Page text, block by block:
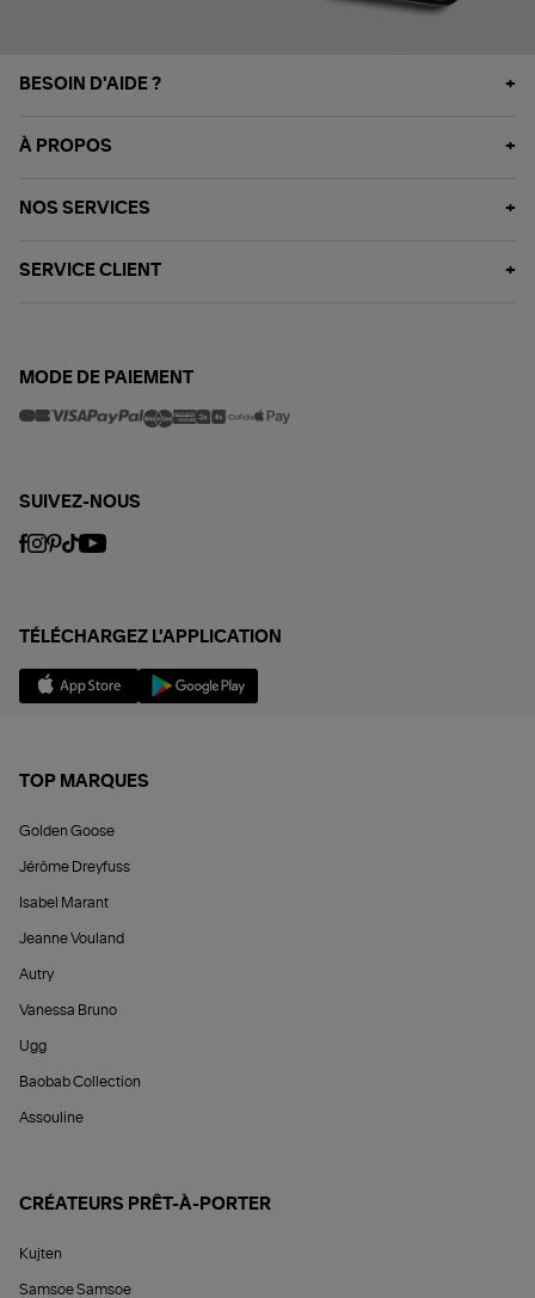
BESOIN D'AIDE ?
À PROPOS
NOS SERVICES
SERVICE CLIENT
MODE DE PAIEMENT
SUIVEZ-NOUS
TÉLÉCHARGEZ L'APPLICATION
TOP MARQUES
Golden Goose
Jérôme Dreyfuss
Isabel Marant
Jeanne Vouland
Autry
Vanessa Bruno
Ugg
Baobab Collection
Assouline
CRÉATEURS PRÊT-À-PORTER
Kujten
Samsoe Samsoe